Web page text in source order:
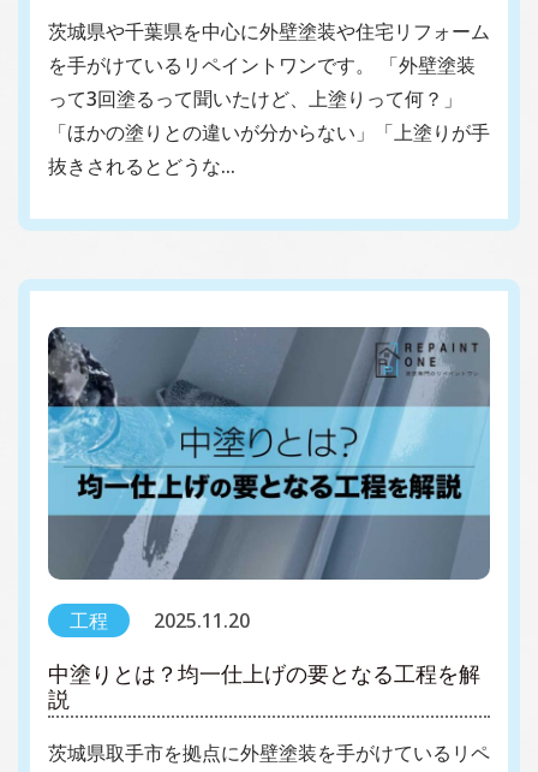
茨城県や千葉県を中心に外壁塗装や住宅リフォーム
を手がけているリペイントワンです。 「外壁塗装
って3回塗るって聞いたけど、上塗りって何？」
「ほかの塗りとの違いが分からない」「上塗りが手
抜きされるとどうな…
工程 2025.11.20
中塗りとは？均一仕上げの要となる工程を解
説
茨城県取手市を拠点に外壁塗装を手がけているリペ